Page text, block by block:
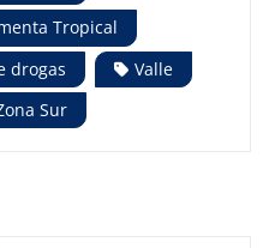
Tropical
drogas
Valle
Sur